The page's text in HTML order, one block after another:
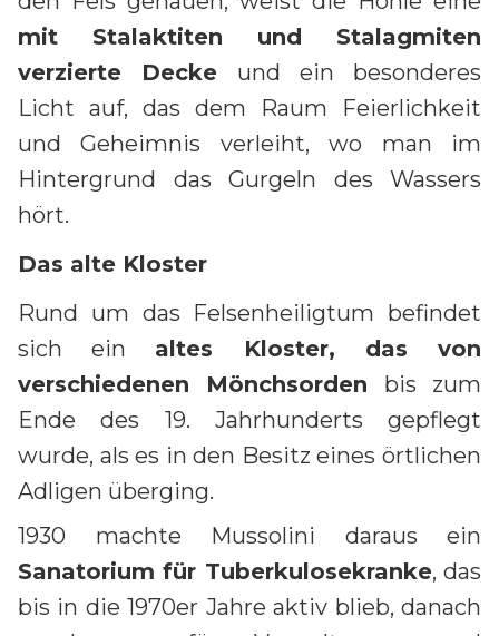
mit Stalaktiten und Stalagmiten
verzierte Decke und ein besonderes
Licht auf, das dem Raum Feierlichkeit
und Geheimnis verleiht, wo man im
Hintergrund das Gurgeln des Wassers
hört.
Das alte Kloster
Rund um das Felsenheiligtum befindet
sich ein altes Kloster, das von
verschiedenen Mönchsorden bis zum
Ende des 19. Jahrhunderts gepflegt
wurde, als es in den Besitz eines örtlichen
Adligen überging.
1930 machte Mussolini daraus ein
Sanatorium für Tuberkulosekranke, das
bis in die 1970er Jahre aktiv blieb, danach